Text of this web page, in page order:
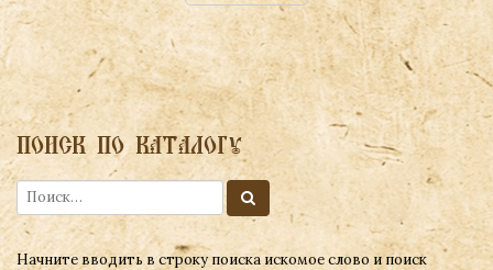
ПОИСК ПО КАТАЛОГУ
Начните вводить в строку поиска искомое слово и поиск